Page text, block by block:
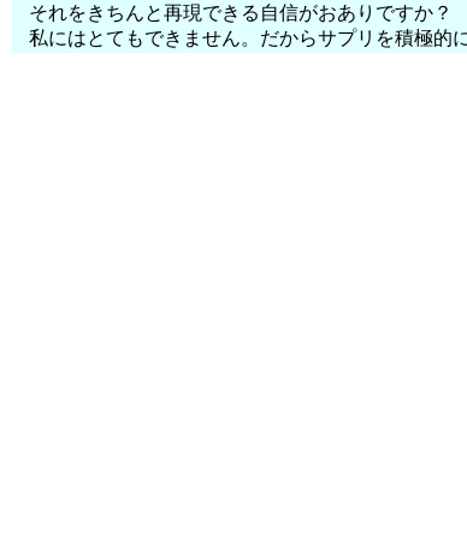
それをきちんと再現できる自信がおありですか？
私にはとてもできません。だからサプリを積極的